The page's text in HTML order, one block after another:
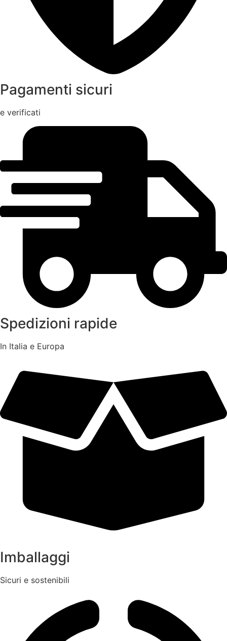
Pagamenti sicuri
e verificati
Spedizioni rapide
In Italia e Europa
Imballaggi
Sicuri e sostenibili